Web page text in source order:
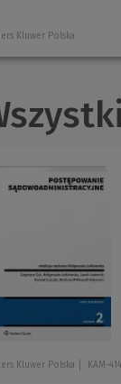
Kluwer Polska
Kluwer Polska KAM-